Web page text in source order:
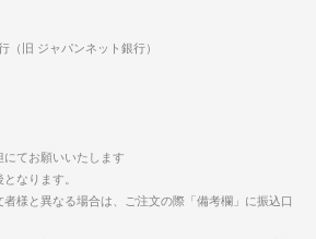
（旧 ジャパンネット銀行）
てお願いいたします
なります。
様と異なる場合は、ご注文の際「備考欄」に振込口